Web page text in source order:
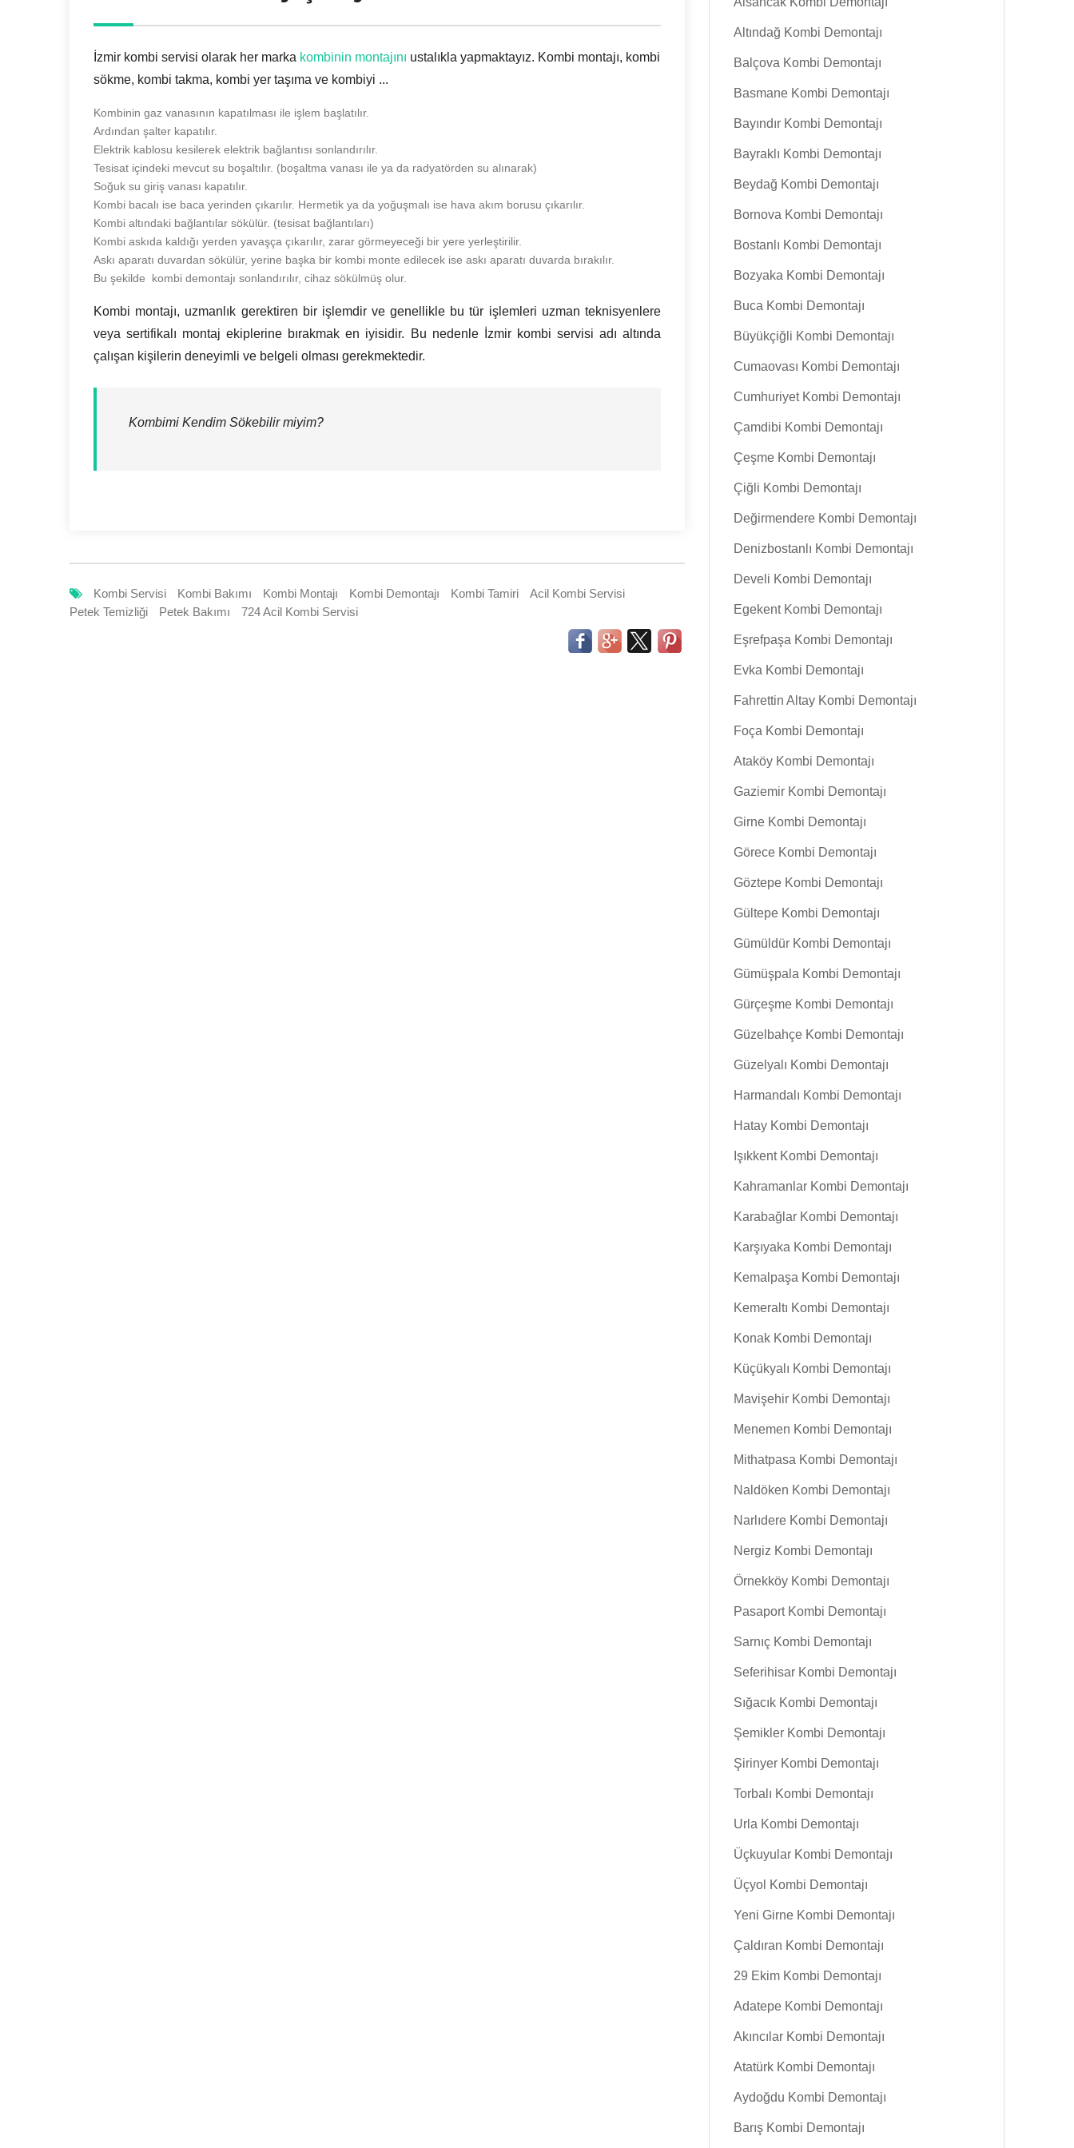
İzmir kombi servisi olarak her marka kombinin montajını ustalıkla yapmaktayız. Kombi montajı, kombi
sökme, kombi takma, kombi yer taşıma ve kombiyi ...
Kombinin gaz vanasının kapatılması ile işlem başlatılır.
Ardından şalter kapatılır.
Elektrik kablosu kesilerek elektrik bağlantısı sonlandırılır.
Tesisat içindeki mevcut su boşaltılır. (boşaltma vanası ile ya da radyatörden su alınarak)
Soğuk su giriş vanası kapatılır.
Kombi bacalı ise baca yerinden çıkarılır. Hermetik ya da yoğuşmalı ise hava akım borusu çıkarılır.
Kombi altındaki bağlantılar sökülür. (tesisat bağlantıları)
Kombi askıda kaldığı yerden yavaşça çıkarılır, zarar görmeyeceği bir yere yerleştirilir.
Askı aparatı duvardan sökülür, yerine başka bir kombi monte edilecek ise askı aparatı duvarda bırakılır.
Bu şekilde kombi demontajı sonlandırılır, cihaz sökülmüş olur.
Kombi montajı, uzmanlık gerektiren bir işlemdir ve genellikle bu tür işlemleri uzman teknisyenlere
veya sertifikalı montaj ekiplerine bırakmak en iyisidir. Bu nedenle İzmir kombi servisi adı altında
çalışan kişilerin deneyimli ve belgeli olması gerekmektedir.
Kombimi Kendim Sökebilir miyim?
Kombi Servisi Kombi Bakımı Kombi Montajı Kombi Demontajı Kombi Tamiri
Acil Kombi Servisi
Petek Temizliği
Petek Bakımı 724 Acil Kombi Servisi
Altındağ Kombi Demontajı
Balçova Kombi Demontajı
Basmane Kombi Demontajı
Bayındır Kombi Demontajı
Bayraklı Kombi Demontajı
Beydağ Kombi Demontajı
Bornova Kombi Demontajı
Bostanlı Kombi Demontajı
Bozyaka Kombi Demontajı
Buca Kombi Demontajı
Büyükçiğli Kombi Demontajı
Cumaovası Kombi Demontajı
Cumhuriyet Kombi Demontajı
Çamdibi Kombi Demontajı
Çeşme Kombi Demontajı
Çiğli Kombi Demontajı
Değirmendere Kombi Demontajı
Denizbostanlı Kombi Demontajı
Develi Kombi Demontajı
Egekent Kombi Demontajı
Eşrefpaşa Kombi Demontajı
Evka Kombi Demontajı
Fahrettin Altay Kombi Demontajı
Foça Kombi Demontajı
Ataköy Kombi Demontajı
Gaziemir Kombi Demontajı
Girne Kombi Demontajı
Görece Kombi Demontajı
Göztepe Kombi Demontajı
Gültepe Kombi Demontajı
Gümüldür Kombi Demontajı
Gümüşpala Kombi Demontajı
Gürçeşme Kombi Demontajı
Güzelbahçe Kombi Demontajı
Güzelyalı Kombi Demontajı
Harmandalı Kombi Demontajı
Hatay Kombi Demontajı
Işıkkent Kombi Demontajı
Kahramanlar Kombi Demontajı
Karabağlar Kombi Demontajı
Karşıyaka Kombi Demontajı
Kemalpaşa Kombi Demontajı
Kemeraltı Kombi Demontajı
Konak Kombi Demontajı
Küçükyalı Kombi Demontajı
Mavişehir Kombi Demontajı
Menemen Kombi Demontajı
Mithatpasa Kombi Demontajı
Naldöken Kombi Demontajı
Narlıdere Kombi Demontajı
Nergiz Kombi Demontajı
Örnekköy Kombi Demontajı
Pasaport Kombi Demontajı
Sarnıç Kombi Demontajı
Seferihisar Kombi Demontajı
Sığacık Kombi Demontajı
Şemikler Kombi Demontajı
Şirinyer Kombi Demontajı
Torbalı Kombi Demontajı
Urla Kombi Demontajı
Üçkuyular Kombi Demontajı
Üçyol Kombi Demontajı
Yeni Girne Kombi Demontajı
Çaldıran Kombi Demontajı
29 Ekim Kombi Demontajı
Adatepe Kombi Demontajı
Akıncılar Kombi Demontajı
Atatürk Kombi Demontajı
Aydoğdu Kombi Demontajı
Barış Kombi Demontajı